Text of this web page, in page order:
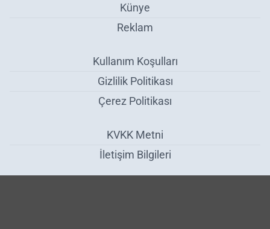
Künye
Reklam
Kullanım Koşulları
Gizlilik Politikası
Çerez Politikası
KVKK Metni
İletişim Bilgileri